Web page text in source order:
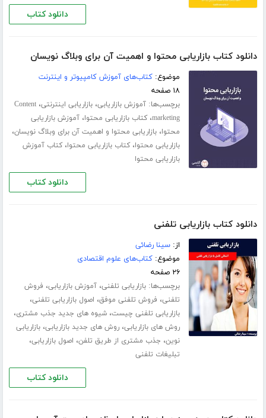
دانلود کتاب
دانلود کتاب بازاریابی محتوا و اهمیت آن برای وبلاگ نویسان
موضوع:کتاب‌های آموزش کامپیوتر و اینترنت
۱۸ صفحه
برچسب‌ها:آموزش بازاریابی،بازاریابی اینترنتی،Content
marketing،کتاب بازاریابی محتوا،آموزش بازاریابی
محتوا،بازاریابی محتوا و اهمیت آن برای وبلاگ نویسان،
بازاریابی محتوا،کتاب بازاریابی محتوا،کتاب آموزش
بازاریابی محتوا
دانلود کتاب
دانلود کتاب بازاریابی تلفنی
از:سینا رضائی
موضوع:کتاب‌های علوم اقتصادی
۲۶ صفحه
برچسب‌ها:بازاریابی تلفنی،آموزش بازاریابی، فروش
تلفنی، فروش تلفنی موفق، اصول بازاریابی تلفنی،
بازاریابی تلفنی چیست،شیوه های جدید جذب مشتری،
روش های بازاریابی،روش های جدید بازاریابی،بازاریابی
نوین، جذب مشتری از طریق تلفن، اصول بازاریابی،
تبلیغات تلفنی
دانلود کتاب